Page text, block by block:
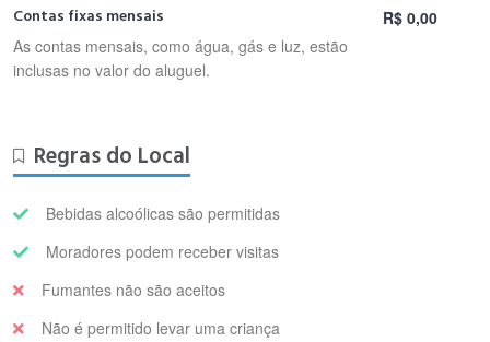
Contas fixas mensais
As contas mensais, como água, gás e luz, estão
inclusas no valor do aluguel.
R$ 0,00
Regras do Local
Bebidas alcoólicas são permitidas
Moradores podem receber visitas
Fumantes não são aceitos
Não é permitido levar uma criança